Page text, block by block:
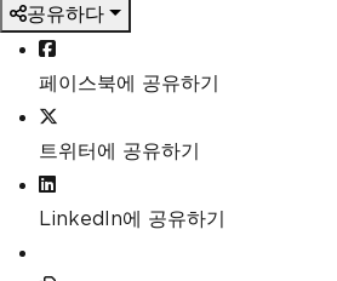
공유하다
페이스북에 공유하기
트위터에 공유하기
LinkedIn에 공유하기